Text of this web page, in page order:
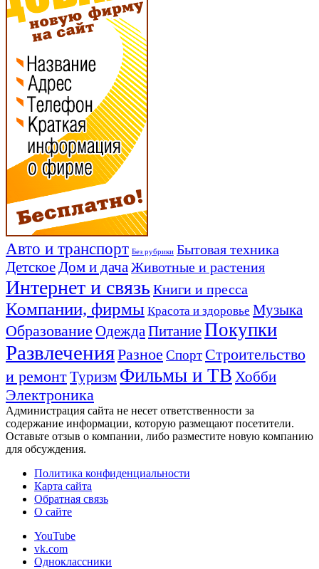
Авто и транспорт Без рубрики Бытовая техника
Детское Дом и дача Животные и растения
Интернет и связь Книги и пресса
Компании, фирмы Красота и здоровье Музыка
Образование Одежда ПитаниеПокупки
РазвлеченияРазное Спорт Строительство
и ремонтТуризм Фильмы и ТВ Хобби
Электроника
Администрация сайта не несет ответственности за
содержание информации, которую размещают посетители.
Оставьте отзыв о компании, либо разместите новую компанию
для обсуждения.
Политика конфиденциальности
Карта сайта
Обратная связь
О сайте
YouTube
vk.com
Одноклассники